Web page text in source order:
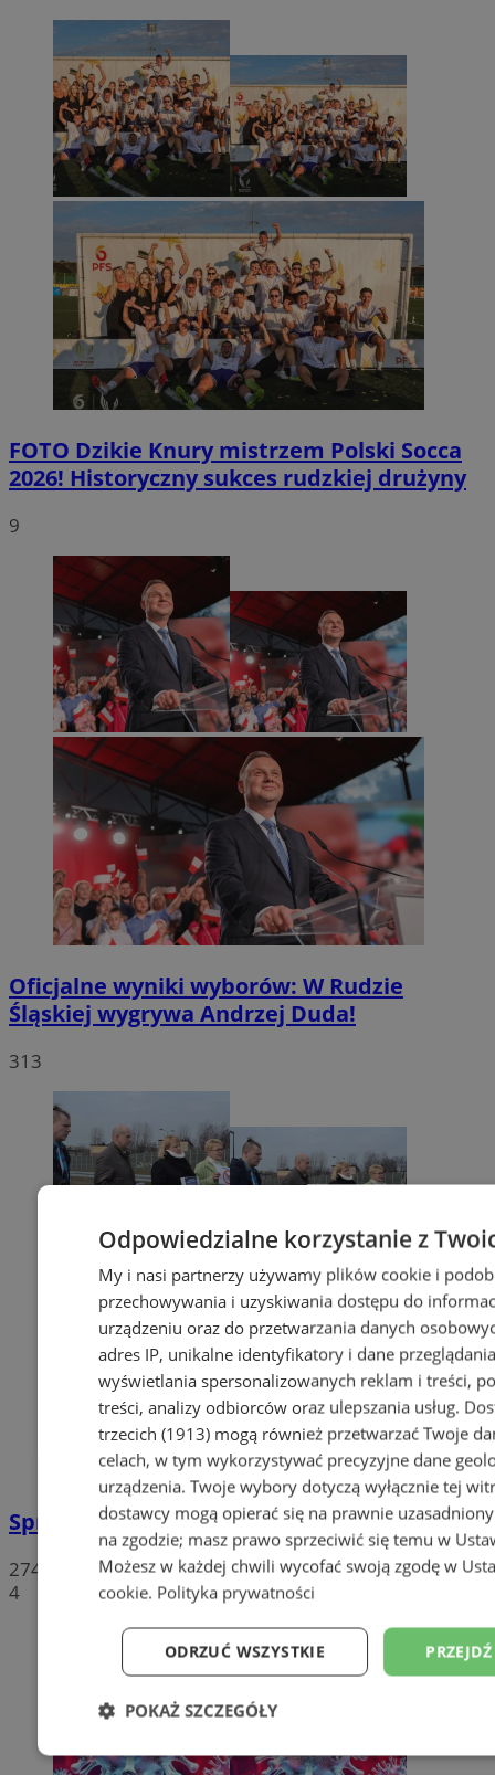
FOTO Dzikie Knury mistrzem Polski Socca
2026! Historyczny sukces rudzkiej drużyny
9
Oficjalne wyniki wyborów: W Rudzie
Śląskiej wygrywa Andrzej Duda!
313
Sprzeciwiają się niedzieli wolnej od handlu
274
4
Odpowiedzialne korzystanie z
My i nasi partnerzy używamy plików cookie i
przechowywania i uzyskiwania dostępu do
urządzeniu oraz do przetwarzania danych
adres IP, unikalne identyfikatory i dane
wyświetlania spersonalizowanych reklam i treści,
treści, analizy odbiorców oraz ulepszania usług.
trzecich (1913)mogą również przetwarzać Twoje
celach, w tym wykorzystywać precyzyjne dane
urządzenia. Twoje wybory dotyczą wyłącznie tej
dostawcy mogą opierać się na prawnie
na zgodzie; masz prawo sprzeciwić się temu w
Możesz w każdej chwili wycofać swoją zgodę w
cookie. Polityka prywatności
ODRZUĆ WSZYSTKIE
POKAŻ SZCZEGÓŁY
Niezbędne Wydajność Targetowanie